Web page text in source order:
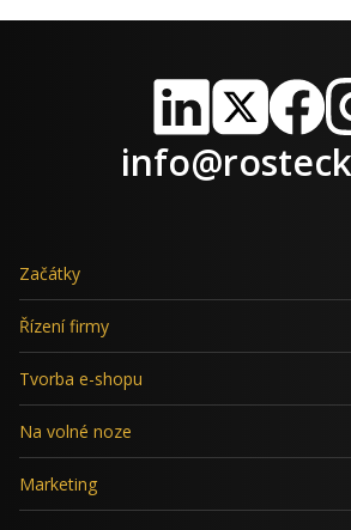
LinkedIn
X Facebook
Začátky
Řízení firmy
Tvorba e-shopu
Na volné noze
Marketing